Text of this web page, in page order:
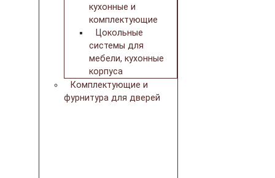
кухонные и
комплектующие
Цокольные
системы для
мебели, кухонные
корпуса
Комплектующие и
фурнитура для дверей